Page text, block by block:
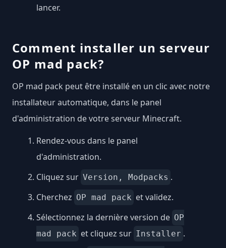
lancer.
Comment installer un serveur
OP mad pack?
OP mad pack peut être installé en un clic avec notre
installateur automatique, dans le panel
d'administration de votre serveur Minecraft.
Rendez-vous dans le panel
d'administration.
Cliquez sur Version, Modpacks .
Cherchez OP mad pack et validez.
Sélectionnez la dernière version de OP
mad pack et cliquez sur Installer .